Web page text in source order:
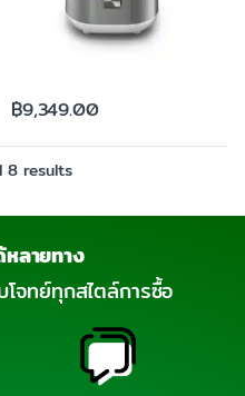
฿9,349.00
8 results
ลายทาง
จทย์ทุกสไตล์การซื้อ